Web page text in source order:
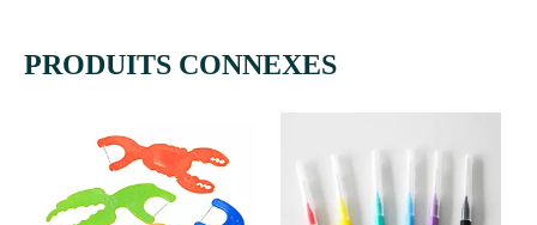
PRODUITS CONNEXES